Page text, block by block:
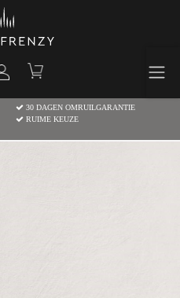
30 DAGEN OMRUILGARANTIE
RUIME KEUZE